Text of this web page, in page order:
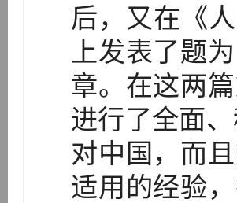
后，又在《
上发表了题
章。在这两
进行了全面
对中国，而
适用的经验